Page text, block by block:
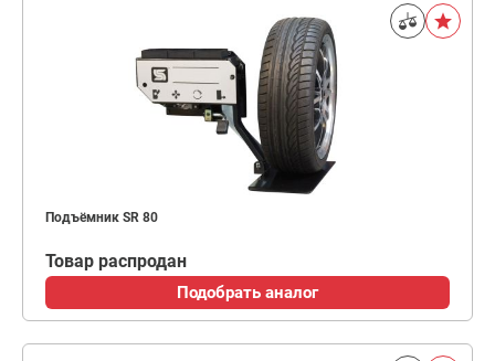
Подъёмник SR 80
Товар распродан
Подобрать аналог